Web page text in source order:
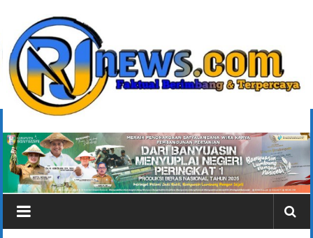
konten
rjonlinenews.com
Faktual
Berimbang
dan
Terpercaya